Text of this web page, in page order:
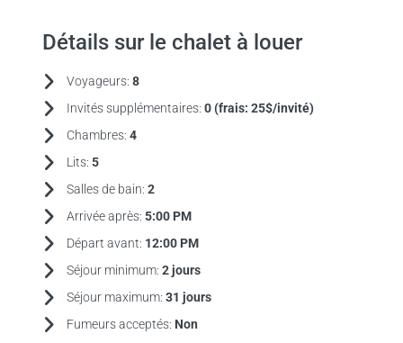
Détails sur le chalet à louer
Voyageurs: 8
Invités supplémentaires: 0 (frais: 25$/invité)
Chambres: 4
Lits: 5
Salles de bain: 2
Arrivée après: 5:00 PM
Départ avant: 12:00 PM
Séjour minimum: 2 jours
Séjour maximum: 31 jours
Fumeurs acceptés: Non